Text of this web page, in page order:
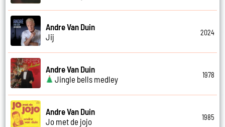
Andre Van Duin
Jij
2024
Andre Van Duin
Jingle bells medley
1978
Andre Van Duin
Jo met de jojo
1985